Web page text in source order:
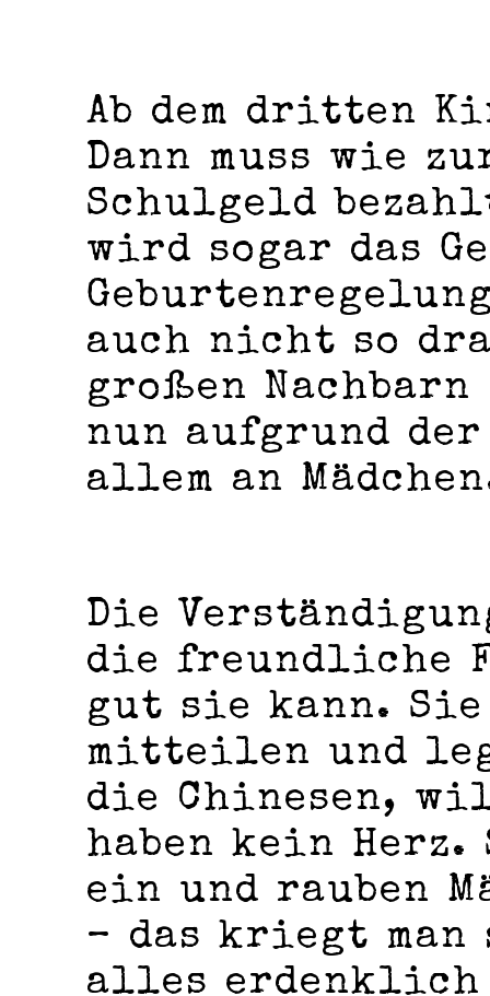
Ab dem dritten
Dann muss wie
Schulgeld
wird sogar das
auch nicht so
großen
nun aufgrund
allem an
Die
die freundliche
gut sie kann.
mitteilen und
die Chinesen,
haben kein
ein und rauben
– das kriegt
alles erdenklich